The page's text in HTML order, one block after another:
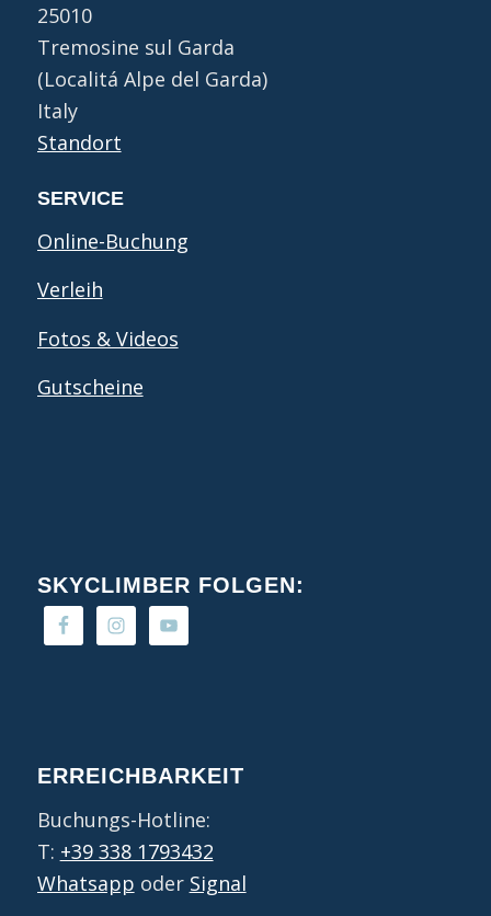
25010
Tremosine sul Garda
(Localitá Alpe del Garda)
Italy
Standort
SERVICE
Online-Buchung
Verleih
Fotos & Videos
Gutscheine
SKYCLIMBER FOLGEN:
ERREICHBARKEIT
Buchungs-Hotline:
T: +39 338 1793432
Whatsapp oder Signal